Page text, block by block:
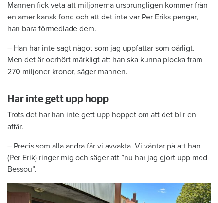
Mannen fick veta att miljonerna ursprungligen kommer från
en amerikansk fond och att det inte var Per Eriks pengar,
han bara förmedlade dem.
– Han har inte sagt något som jag uppfattar som oärligt.
Men det är oerhört märkligt att han ska kunna plocka fram
270 miljoner kronor, säger mannen.
Har inte gett upp hopp
Trots det har han inte gett upp hoppet om att det blir en
affär.
– Precis som alla andra får vi avvakta. Vi väntar på att han
(Per Erik) ringer mig och säger att ”nu har jag gjort upp med
Bessou”.